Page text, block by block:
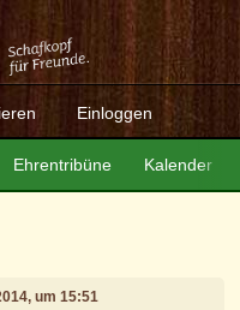
Einloggen
Ehrentribüne Kalender
um 15:51